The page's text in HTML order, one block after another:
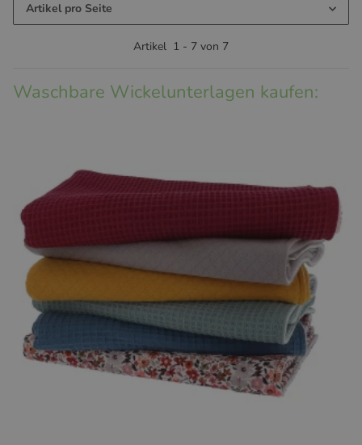
Artikel pro Seite
Artikel 1 - 7 von 7
Waschbare Wickelunterlagen kaufen: